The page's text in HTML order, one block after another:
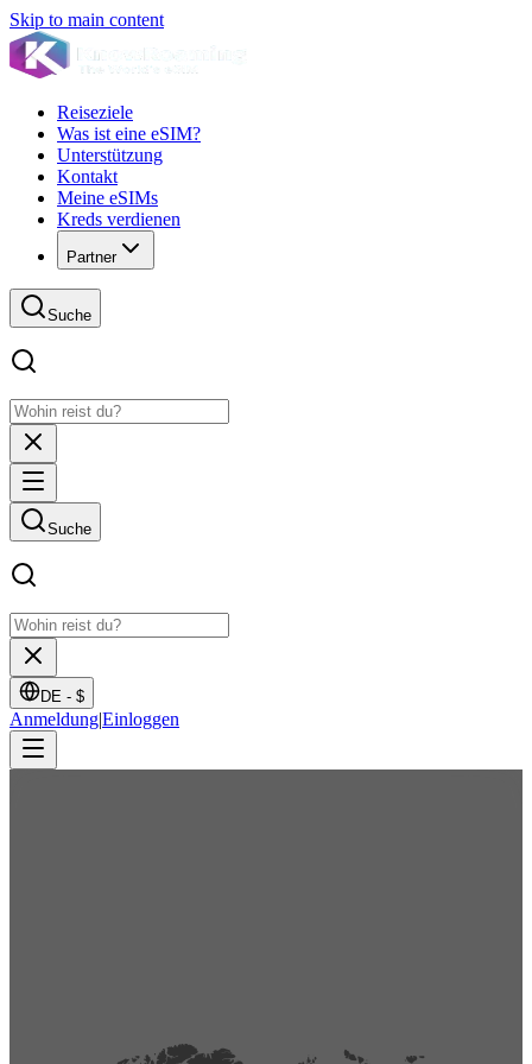
Skip to main content
Reiseziele
Was ist eine eSIM?
Unterstützung
Kontakt
Meine eSIMs
Kreds verdienen
Partner
Suche
Suche
DE - $
Anmeldung|Einloggen